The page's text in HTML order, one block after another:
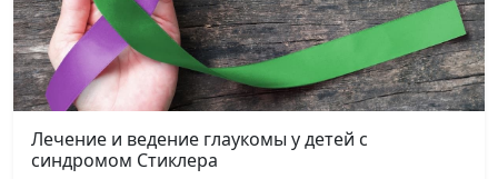
Лечение и ведение глаукомы у детей с
синдромом Стиклера